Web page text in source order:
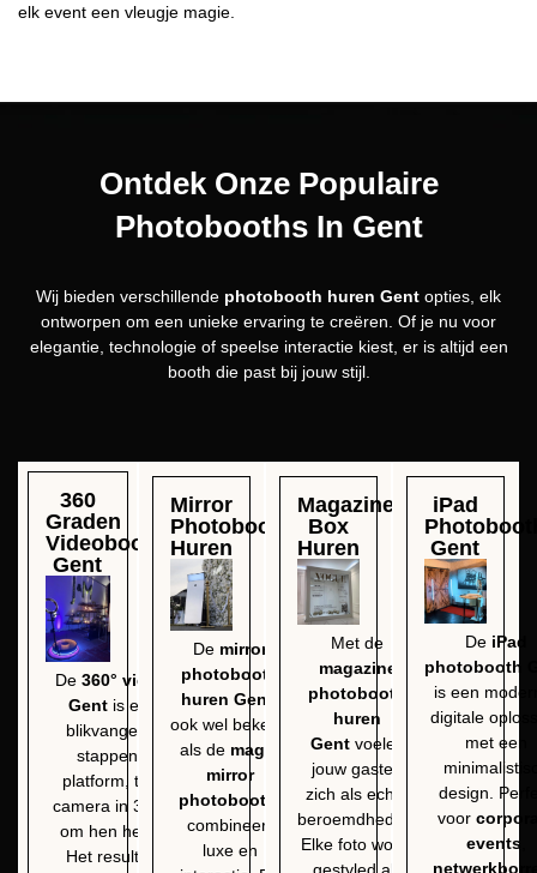
elk event een vleugje magie.
Ontdek Onze Populaire
Photobooths In Gent
Wij bieden verschillende photobooth huren Gent opties, elk
ontworpen om een unieke ervaring te creëren. Of je nu voor
elegantie, technologie of speelse interactie kiest, er is altijd een
booth die past bij jouw stijl.
360
Graden
Videobooth
Gent
De 360° videobooth
Gent is een echte
blikvanger. Gasten
stappen op een
platform, terwijl een
camera in 360 graden
om hen heen draait.
Het resultaat? Een
Mirror
Photobooth
Huren
De mirror
photobooth
huren Gent
ook wel bekend
als de magic
mirror
photobooth
combineert
luxe en
Magazine
Box
Huren
Met de
magazine
photobooth
huren
Gentvoelen
jouw gasten
zich als echte
beroemdheden.
Elke foto wordt
iPad
Gent
De iPad
photobooth
is een
digitale
met een
design.
voor
events